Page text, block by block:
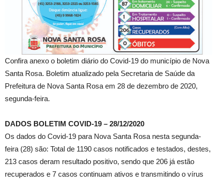
Confira anexo o boletim diário do Covid-19 do município de Nova
Santa Rosa. Boletim atualizado pela Secretaria de Saúde da
Prefeitura de Nova Santa Rosa em 28 de dezembro de 2020,
segunda-feira.
DADOS BOLETIM COVID-19 – 28/12/2020
Os dados do Covid-19 para Nova Santa Rosa nesta segunda-
feira (28) são: Total de 1190 casos notificados e testados, destes,
213 casos deram resultado positivo, sendo que 206 já estão
recuperados e 7 casos continuam ativos e transmitindo o vírus